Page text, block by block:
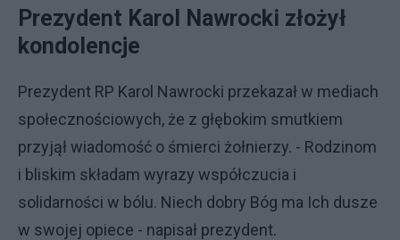
Prezydent Karol Nawrocki złożył
kondolencje
Prezydent RP Karol Nawrocki przekazał w mediach
społecznościowych, że z głębokim smutkiem
przyjął wiadomość o śmierci żołnierzy. - Rodzinom
i bliskim składam wyrazy współczucia i
solidarności w bólu. Niech dobry Bóg ma Ich dusze
w swojej opiece - napisał prezydent.